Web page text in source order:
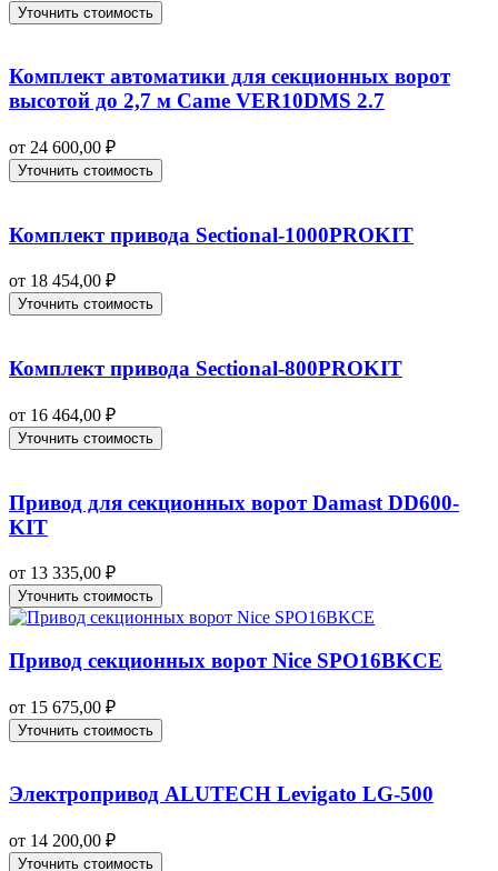
Уточнить стоимость
Комплект автоматики для секционных ворот
высотой до 2,7 м Came VER10DMS 2.7
от 24 600,00 ₽
Уточнить стоимость
Комплект привода Sectional-1000PROKIT
от 18 454,00 ₽
Уточнить стоимость
Комплект привода Sectional-800PROKIT
от 16 464,00 ₽
Уточнить стоимость
Привод для секционных ворот Damast DD600-
KIT
от 13 335,00 ₽
Уточнить стоимость
Привод секционных ворот Nice SPO16BKCE
от 15 675,00 ₽
Уточнить стоимость
Электропривод ALUTECH Levigato LG-500
от 14 200,00 ₽
Уточнить стоимость